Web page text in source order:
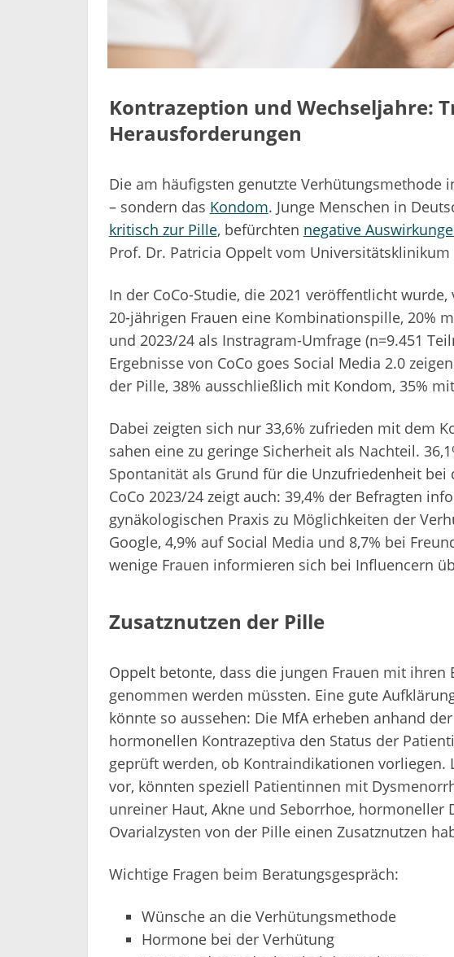
Kontrazeption und Wechseljahre:
Herausforderungen
Die am häufigsten genutzte Verhütungsmethode
– sondern das Kondom. Junge Menschen in
kritisch zur Pille, befürchten negative
Prof. Dr. Patricia Oppelt vom Universitätsklinikum
In der CoCo-Studie, die 2021 veröffentlicht
20-jährigen Frauen eine Kombinationspille, 20%
und 2023/24 als Instragram-Umfrage (n=9.451
Ergebnisse von CoCo goes Social Media 2.0
der Pille, 38% ausschließlich mit Kondom, 35%
Dabei zeigten sich nur 33,6% zufrieden mit dem
sahen eine zu geringe Sicherheit als Nachteil.
Spontanität als Grund für die Unzufriedenheit
CoCo 2023/24 zeigt auch: 39,4% der Befragten
gynäkologischen Praxis zu Möglichkeiten der
Google, 4,9% auf Social Media und 8,7% bei
wenige Frauen informieren sich bei Influencern
Zusatznutzen der Pille
Oppelt betonte, dass die jungen Frauen mit ihren
genommen werden müssten. Eine gute
könnte so aussehen: Die MfA erheben anhand
hormonellen Kontrazeptiva den Status der
geprüft werden, ob Kontraindikationen vorliegen.
vor, könnten speziell Patientinnen mit
unreiner Haut, Akne und Seborrhoe, hormoneller
Ovarialzysten von der Pille einen Zusatznutzen
Wichtige Fragen beim Beratungsgespräch:
Wünsche an die Verhütungsmethode
Hormone bei der Verhütung